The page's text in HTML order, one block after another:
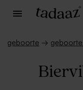
geboorte →